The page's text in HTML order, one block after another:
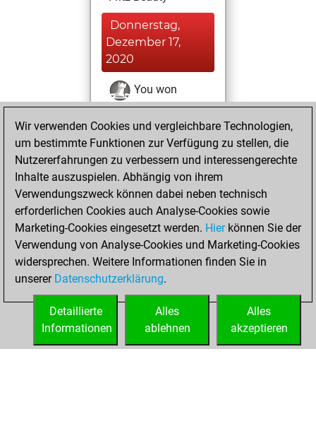
Donnerstag,
Dezember 17,
2020
You won
against Fritz
Fritz
You achieved a
BeautyScore of 21
new Elo of 1606
Sonntag,
November 29,
2020
You created
your Fritz account
Wir verwenden Cookies und vergleichbare Technologien,
um bestimmte Funktionen zur Verfügung zu stellen, die
Nutzererfahrungen zu verbessern und interessengerechte
Inhalte auszuspielen. Abhängig von ihrem
Verwendungszweck können dabei neben technisch
erforderlichen Cookies auch Analyse-Cookies sowie
Marketing-Cookies eingesetzt werden. Hierkönnen Sie der
Verwendung von Analyse-Cookies und Marketing-Cookies
widersprechen. Weitere Informationen finden Sie in
unserer Datenschutzerklärung.
Alles
akzeptieren
Alles
ablehnen
Detaillierte
Informationen